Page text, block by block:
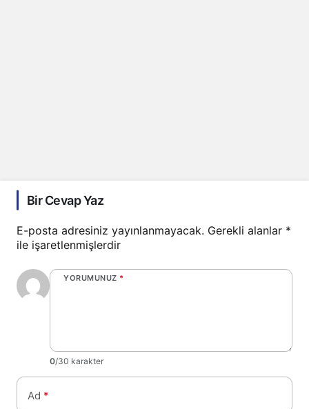
Bir Cevap Yaz
E-posta adresiniz yayınlanmayacak. Gerekli alanlar *
ile işaretlenmişlerdir
YORUMUNUZ *
0/30 karakter
Ad *